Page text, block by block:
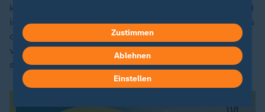
kann, zeigen Zahlen ihres eigenen Verbandes. Während
in den USA die Investitionen in Startups (vor allem aus
dem Bereich der Künstlichen Intelligenz) in den
vergangenen drei Jahren um 74 Prozent stiegen,
stagnierten sie in der EU im selben Zeitraum.
Zustimmen
Ablehnen
Einstellen